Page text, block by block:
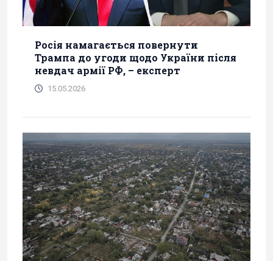
Росія намагається повернути
Трампа до угоди щодо України після
невдач армії РФ, – експерт
15.05.2026